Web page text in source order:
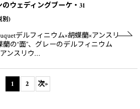
のウェディングブーケ・31
別)
デルフィニウム×胡蝶蘭×アンスリ
蘭の“面”、グレーのデルフィニウム
アンスリウ…
1 2 次»